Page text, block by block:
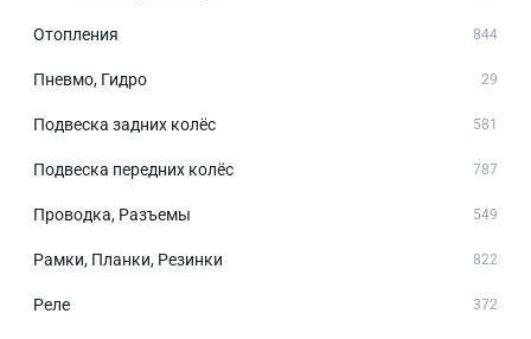
Отопления 844
Пневмо, Гидро 29
Подвеска задних колёс 581
Подвеска передних колёс 787
Проводка, Разъемы 549
Рамки, Планки, Резинки 822
Реле 372